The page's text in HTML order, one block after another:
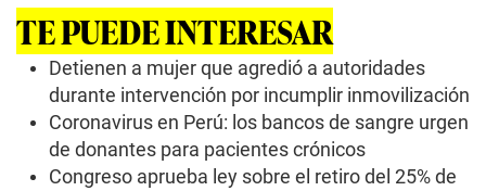
TE PUEDE INTERESAR
Detienen a mujer que agredió a autoridades
durante intervención por incumplir inmovilización
Coronavirus en Perú: los bancos de sangre urgen
de donantes para pacientes crónicos
Congreso aprueba ley sobre el retiro del 25% de